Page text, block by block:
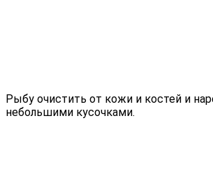
Рыбу очистить от кожи и костей и
небольшими кусочками.